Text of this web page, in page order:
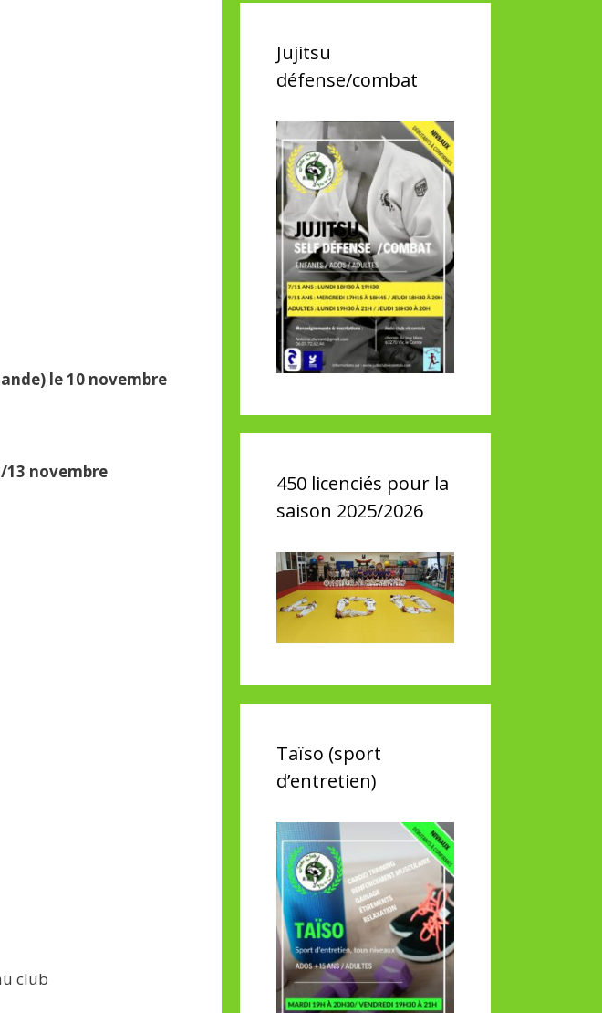
le 10 novembre
13 novembre
club
Jujitsu
défense/combat
450 licenciés pour la
saison 2025/2026
Taïso (sport
d’entretien)